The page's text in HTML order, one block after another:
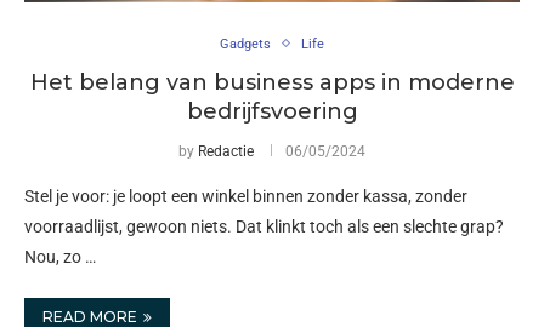
Gadgets Life
Het belang van business apps in moderne
bedrijfsvoering
by Redactie 06/05/2024
Stel je voor: je loopt een winkel binnen zonder kassa, zonder
voorraadlijst, gewoon niets. Dat klinkt toch als een slechte grap?
Nou, zo …
READ MORE